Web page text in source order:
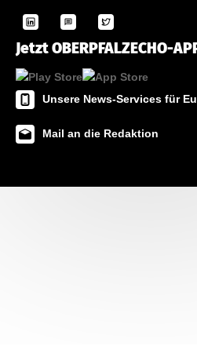
Jetzt OBERPFALZECHO-
Unsere News-Services für
Mail an die Redaktion